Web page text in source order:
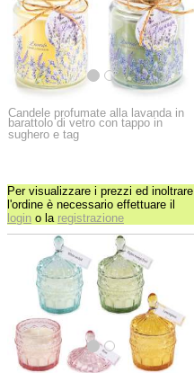
Candele profumate alla lavanda in
barattolo di vetro con tappo in
sughero e tag
Per visualizzare i prezzi ed inoltrare
l'ordine è necessario effettuare il
login o la registrazione